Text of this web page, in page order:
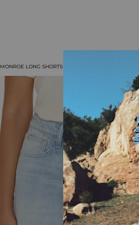
MONROE LONG SHORTS TIME OFF